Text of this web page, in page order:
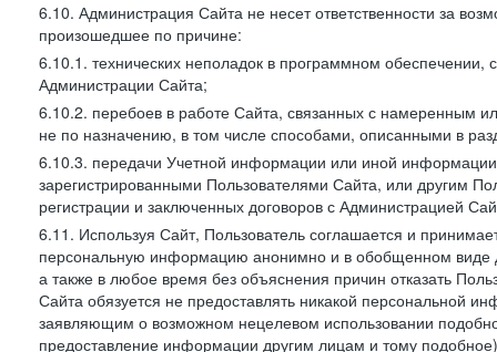
6.10. Администрация Сайта не несет ответственности за
произошедшее по причине:
6.10.1. технических неполадок в программном
Администрации Сайта;
6.10.2. перебоев в работе Сайта, связанных с намеренным
не по назначению, в том числе способами, описанными в
6.10.3. передачи Учетной информации или иной
зарегистрированными Пользователями Сайта, или другим
регистрации и заключенных договоров с Администрацией
6.11. Используя Сайт, Пользователь соглашается и
персональную информацию анонимно и в обобщенном виде
а также в любое время без объяснения причин отказать
Сайта обязуется не предоставлять никакой персональной
заявляющим о возможном нецелевом использовании
предоставление информации другим лицам и тому